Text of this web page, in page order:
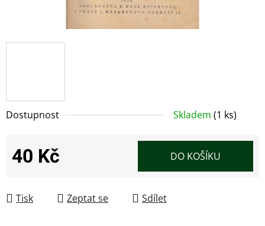
Dostupnost Skladem (1 ks)
40 Kč DO KOŠÍKU
Tisk Zeptat se Sdílet